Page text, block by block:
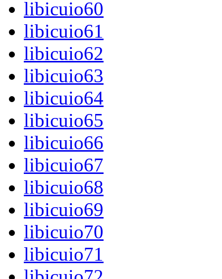
libicuio60
libicuio61
libicuio62
libicuio63
libicuio64
libicuio65
libicuio66
libicuio67
libicuio68
libicuio69
libicuio70
libicuio71